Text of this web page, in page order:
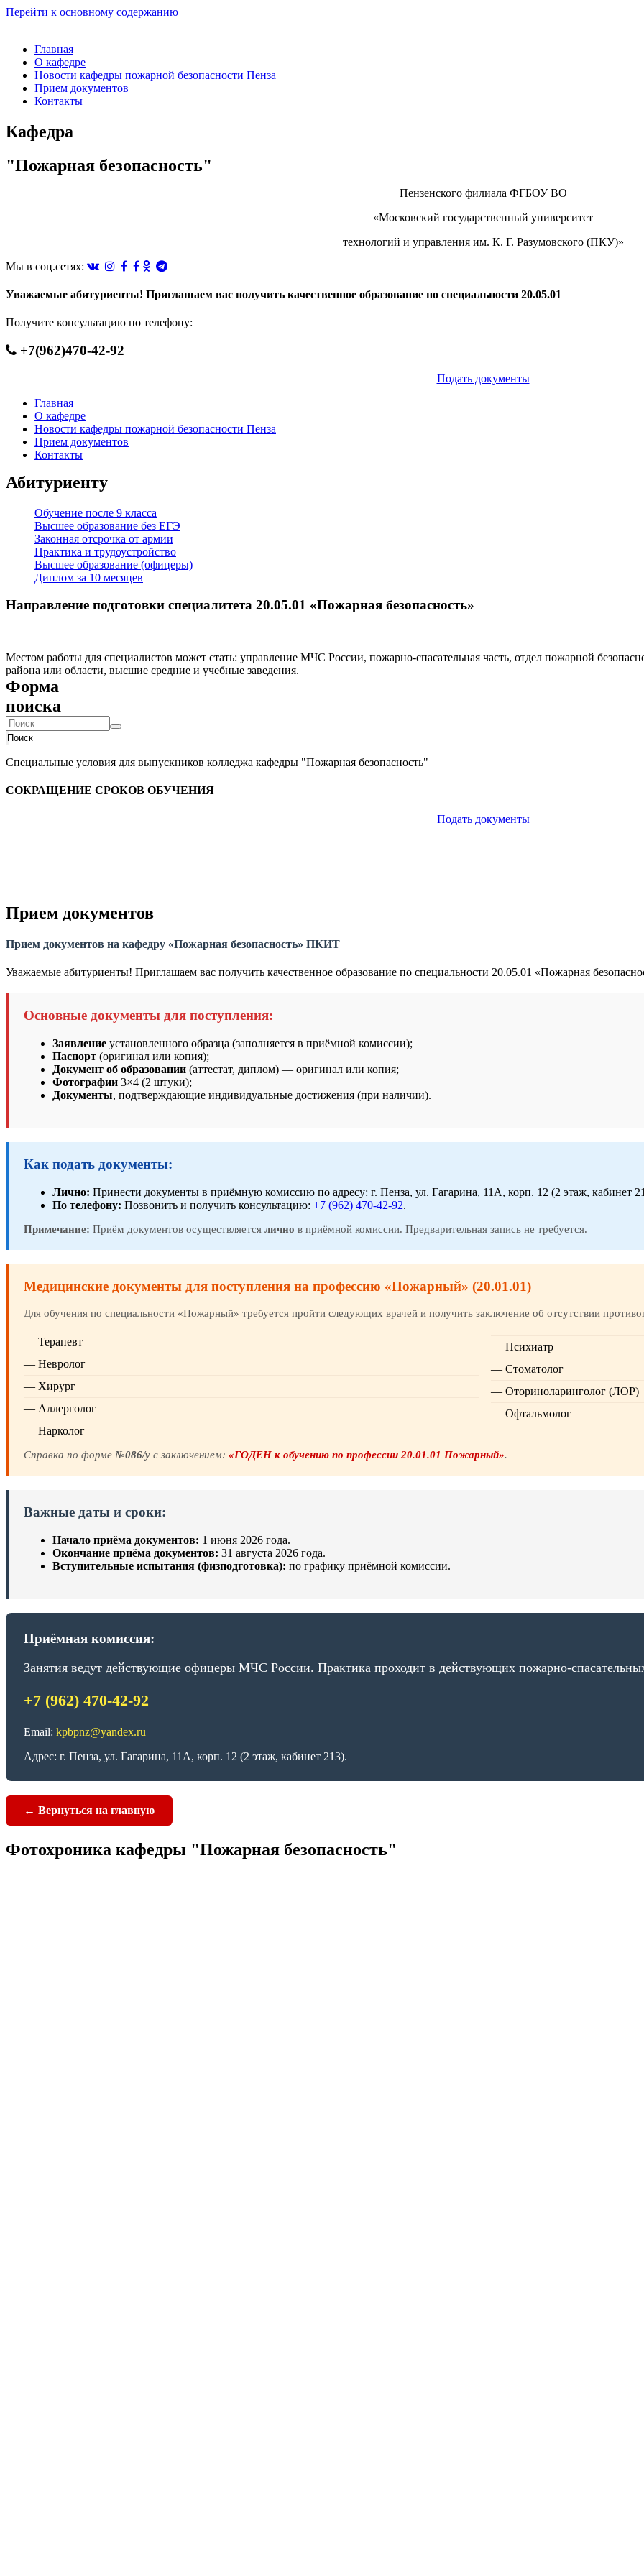
Перейти к основному содержанию
Главная
О кафедре
Новости кафедры пожарной безопасности Пенза
Прием документов
Контакты
Кафедра
"Пожарная безопасность"
Пензенского филиала ФГБОУ ВО
«Московский государственный университет
технологий и управления им. К. Г. Разумовского (ПКУ)»
Мы в соц.сетях:
Уважаемые абитуриенты! Приглашаем вас получить качественное образование по специальности 20.05.01
Получите консультацию по телефону:
+7(962)470-42-92
Подать документы
Главная
О кафедре
Новости кафедры пожарной безопасности Пенза
Прием документов
Контакты
Абитуриенту
Обучение после 9 класса
Высшее образование без ЕГЭ
Законная отсрочка от армии
Практика и трудоустройство
Высшее образование (офицеры)
Диплом за 10 месяцев
Направление подготовки специалитета 20.05.01 «Пожарная безопасность»
Местом работы для специалистов может стать: управление МЧС России, пожарно-спасательная часть, отдел пожарной
района или области, высшие средние и учебные заведения.
Форма
поиска
Поиск
Специальные условия для выпускников колледжа кафедры "Пожарная безопасность"
СОКРАЩЕНИЕ СРОКОВ ОБУЧЕНИЯ
Подать документы
Прием документов
Прием документов на кафедру «Пожарная безопасность» ПКИТ
Уважаемые абитуриенты! Приглашаем вас получить качественное образование по специальности 20.05.01 «Пожарная
Основные документы для поступления:
Заявление установленного образца (заполняется в приёмной комиссии);
Паспорт (оригинал или копия);
Документ об образовании (аттестат, диплом) — оригинал или копия;
Фотографии 3×4 (2 штуки);
Документы, подтверждающие индивидуальные достижения (при наличии).
Как подать документы:
Лично: Принести документы в приёмную комиссию по адресу: г. Пенза, ул. Гагарина, 11А, корп. 12 (2 этаж, кабинет
По телефону: Позвонить и получить консультацию: +7 (962) 470-42-92.
Примечание: Приём документов осуществляется лично в приёмной комиссии. Предварительная запись не требуется.
Медицинские документы для поступления на профессию «Пожарный» (20.01.01)
Для обучения по специальности «Пожарный» требуется пройти следующих врачей и получить заключение об отсутствии
— Терапевт
— Невролог
— Хирург
— Аллерголог
— Нарколог
— Психиатр
— Стоматолог
— Оториноларинголог (ЛОР)
— Офтальмолог
Справка по форме №086/у с заключением: «ГОДЕН к обучению по профессии 20.01.01 Пожарный».
Важные даты и сроки:
Начало приёма документов: 1 июня 2026 года.
Окончание приёма документов: 31 августа 2026 года.
Вступительные испытания (физподготовка): по графику приёмной комиссии.
Приёмная комиссия:
Занятия ведут действующие офицеры МЧС России. Практика проходит в действующих пожарно-
+7 (962) 470-42-92
Email: kpbpnz@yandex.ru
Адрес: г. Пенза, ул. Гагарина, 11А, корп. 12 (2 этаж, кабинет 213).
← Вернуться на главную
Фотохроника кафедры "Пожарная безопасность"